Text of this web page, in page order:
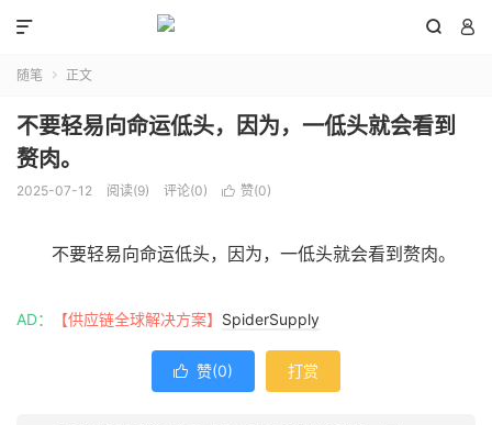
 

随笔  正文
不要轻易向命运低头，因为，一低头就会看到
赘肉。
2025-07-12 阅读(9) 评论(0)  赞(0)
不要轻易向命运低头，因为，一低头就会看到赘肉。
AD： 【供应链全球解决方案】 SpiderSupply
 赞(0) 打赏